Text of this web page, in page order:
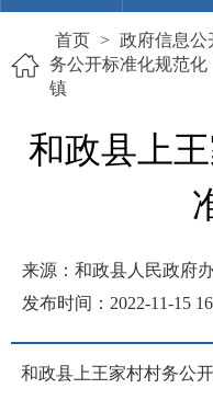
首页 > 政府信息公
务公开标准化规范化
镇
和政县上
来源：和政县人民政府
发布时间：2022-11-15
和政县上王家村村务公